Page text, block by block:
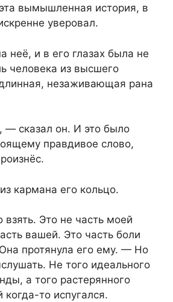
вымышленная история, в
уверовал.
неё, и в его глазах была не
человека из высшего
незаживающая рана
сказал он. И это было
правдивое слово,
кармана его кольцо.
Это не часть моей
вашей. Это часть боли
протянула его ему. — Но
Не того идеального
а того растерянного
то испугался.